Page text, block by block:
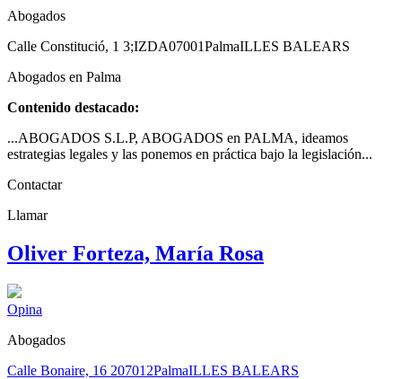
Abogados
Calle Constitució, 1 3;IZDA07001PalmaILLES BALEARS
Abogados en Palma
Contenido destacado:
...ABOGADOS S.L.P, ABOGADOS en PALMA, ideamos
estrategias legales y las ponemos en práctica bajo la legislación...
Contactar
Llamar
Oliver Forteza, María Rosa
Opina
Abogados
Calle Bonaire, 16 207012PalmaILLES BALEARS